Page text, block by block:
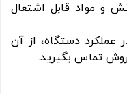
و مواد قابل اشتعال
دستگاه، از آن
تماس بگیرید.